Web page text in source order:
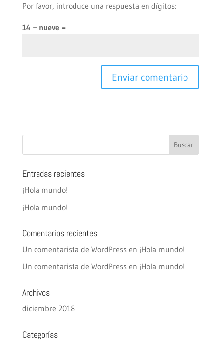
Por favor, introduce una respuesta en dígitos:
14 − nueve =
Entradas recientes
¡Hola mundo!
¡Hola mundo!
Comentarios recientes
Un comentarista de WordPressen ¡Hola mundo!
Un comentarista de WordPressen ¡Hola mundo!
Archivos
diciembre 2018
Categorías